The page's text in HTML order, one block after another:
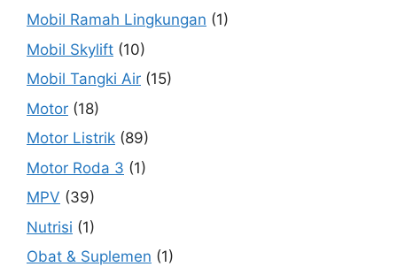
Mobil Ramah Lingkungan (1)
Mobil Skylift (10)
Mobil Tangki Air (15)
Motor (18)
Motor Listrik (89)
Motor Roda 3 (1)
MPV (39)
Nutrisi (1)
Obat & Suplemen (1)